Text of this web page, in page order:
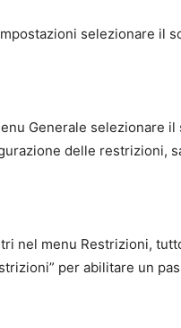
selezionare il
Generale selezionare
delle restrizioni,
nel menu Restrizioni,
per abilitare un